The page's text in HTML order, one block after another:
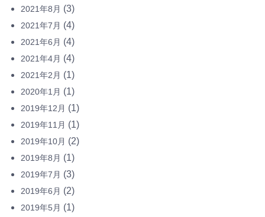
2021年8月 (3)
2021年7月 (4)
2021年6月 (4)
2021年4月 (4)
2021年2月 (1)
2020年1月 (1)
2019年12月 (1)
2019年11月 (1)
2019年10月 (2)
2019年8月 (1)
2019年7月 (3)
2019年6月 (2)
2019年5月 (1)